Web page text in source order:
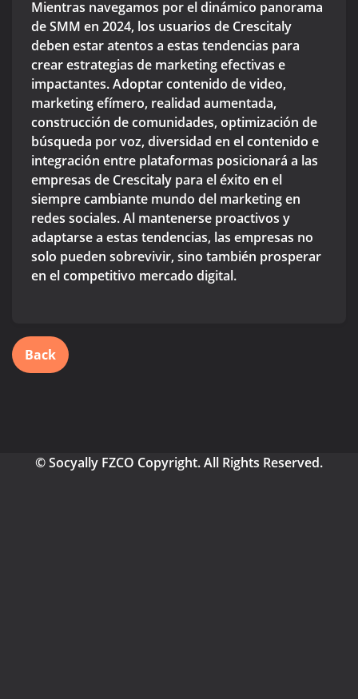
Mientras navegamos por el dinámico panorama
de SMM en 2024, los usuarios de Crescitaly
deben estar atentos a estas tendencias para
crear estrategias de marketing efectivas e
impactantes. Adoptar contenido de video,
marketing efímero, realidad aumentada,
construcción de comunidades, optimización de
búsqueda por voz, diversidad en el contenido e
integración entre plataformas posicionará a las
empresas de Crescitaly para el éxito en el
siempre cambiante mundo del marketing en
redes sociales. Al mantenerse proactivos y
adaptarse a estas tendencias, las empresas no
solo pueden sobrevivir, sino también prosperar
en el competitivo mercado digital.
Back
© Socyally FZCO Copyright. All Rights Reserved.